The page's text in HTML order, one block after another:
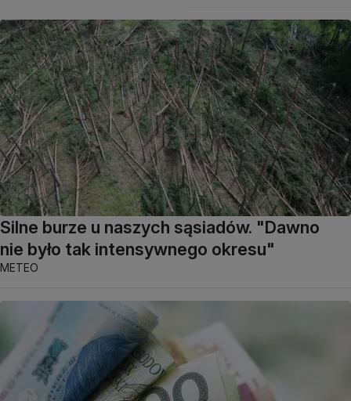
Silne burze u naszych sąsiadów. "Dawno
nie było tak intensywnego okresu"
METEO